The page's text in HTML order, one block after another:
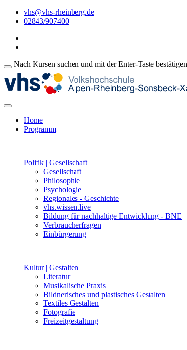
vhs@vhs-rheinberg.de
02843/907400
Nach Kursen suchen und mit der Enter-Taste bestätigen
Home
Programm
Politik | Gesellschaft
Gesellschaft
Philosophie
Psychologie
Regionales - Geschichte
vhs.wissen.live
Bildung für nachhaltige Entwicklung - BNE
Verbraucherfragen
Einbürgerung
Kultur | Gestalten
Literatur
Musikalische Praxis
Bildnerisches und plastisches Gestalten
Textiles Gestalten
Fotografie
Freizeitgestaltung